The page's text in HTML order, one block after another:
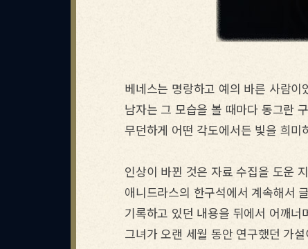
효월의
베네스는 명랑하고 예의 바른 사람
남자는 그 모습을 볼 때마다 동그란
무던하게 어떤 각도에서든 빛을 희
인상이 바뀐 것은 자료 수집을 도운
애니드라스의 한구석에서 계속해서
기록하고 있던 내용을 뒤에서 어깨너
그녀가 오랜 세월 동안 연구했던 가